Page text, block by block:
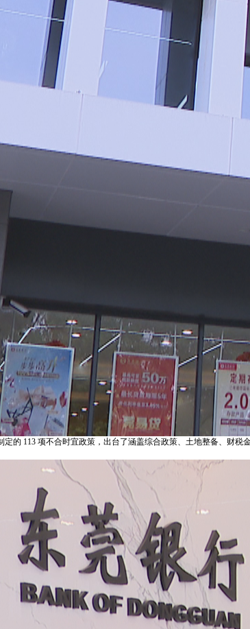
的 113 项不合时宜政策，出台了涵盖综合政策、土地整备、财税